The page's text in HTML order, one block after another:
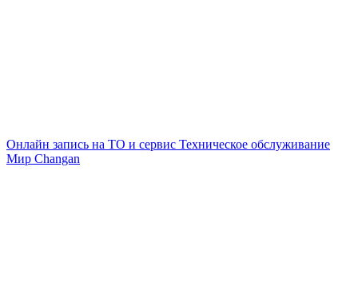
Онлайн запись на ТО и сервис Техническое обслуживание
Мир Changan